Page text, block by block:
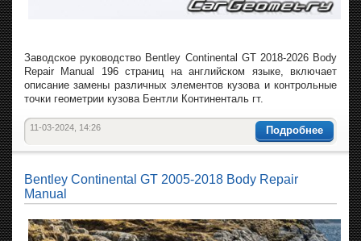
Заводское руководство Bentley Continental GT 2018-2026 Body
Repair Manual 196 страниц на английском языке, включает
описание замены различных элементов кузова и контрольные
точки геометрии кузова Бентли Континенталь гт.
Подробнее
11-03-2024, 14:26
Bentley Continental GT 2005-2018 Body Repair
Manual